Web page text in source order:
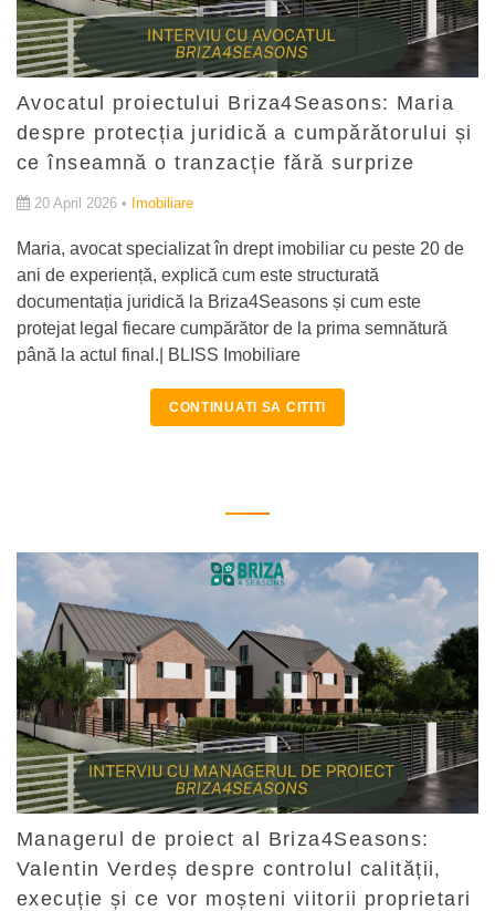
Avocatul proiectului Briza4Seasons: Maria
despre protecția juridică a cumpărătorului și
ce înseamnă o tranzacție fără surprize
20 April 2026 • Imobiliare
Maria, avocat specializat în drept imobiliar cu peste 20 de
ani de experiență, explică cum este structurată
documentația juridică la Briza4Seasons și cum este
protejat legal fiecare cumpărător de la prima semnătură
până la actul final.| BLISS Imobiliare
CONTINUATI SA CITITI
Managerul de proiect al Briza4Seasons:
Valentin Verdeș despre controlul calității,
execuție și ce vor moșteni viitorii proprietari